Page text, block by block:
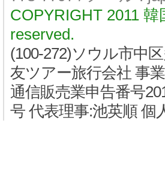
COPYRIGHT 2011
reserved.
(100-272)ソウル市中
友ツアー旅行会社 事
通信販売業申告番号
号 代表理事:池英順 個